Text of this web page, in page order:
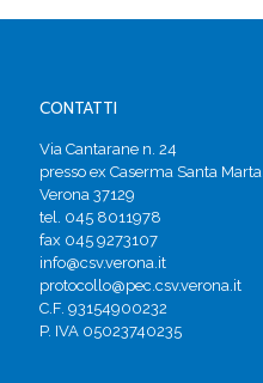
CONTATTI
Via Cantarane n. 24
presso ex Caserma Santa Marta
Verona 37129
tel. 045 8011978
fax 045 9273107
info@csv.verona.it
protocollo@pec.csv.verona.it
C.F. 93154900232
P. IVA 05023740235